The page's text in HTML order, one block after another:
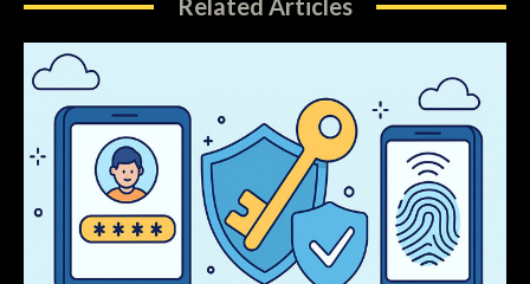
Related Articles